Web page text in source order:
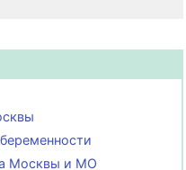
Москвы и МО